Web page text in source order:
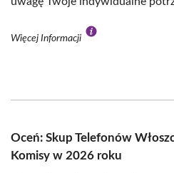
Więcej Informacji
Oceń: Skup Telefonów
Komisy w 2026 roku